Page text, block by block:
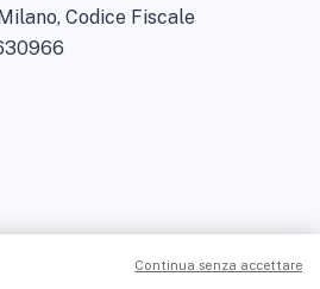
Codice Fiscale
Continua senza accettare